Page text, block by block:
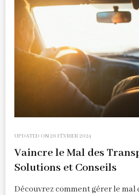
UPDATED ON26 FÉVRIER 2024
Vaincre le Mal des
Solutions et Conseils
Découvrez comment gérer le mal